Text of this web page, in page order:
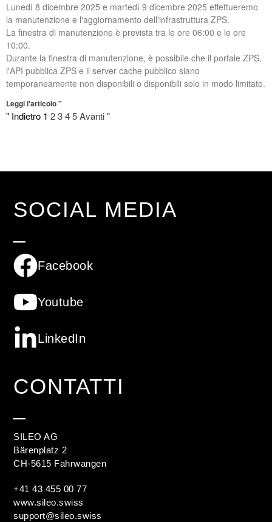
Lunedì 8 dicembre 2025 e martedì 9 dicembre 2025 effettueremo
la manutenzione e l'aggiornamento dell'infrastruttura ZPS.
La finestra di manutenzione è prevista tra le ore 06:00 e le ore
10:00.
Durante la finestra di manutenzione, è possibile che il portale ZPS,
l'API pubblica ZPS e il server cache pubblico siano
temporaneamente non disponibili o disponibili solo in modo limitato.
Leggi l'articolo "
" Indietro 1 2345Avanti "
SOCIAL MEDIA
Facebook
Youtube
LinkedIn
CONTATTI
SILEO AG
Bärenplatz 2
CH-5615 Fahrwangen
+41 43 455 00 77
www.sileo.swiss
support@sileo.swiss